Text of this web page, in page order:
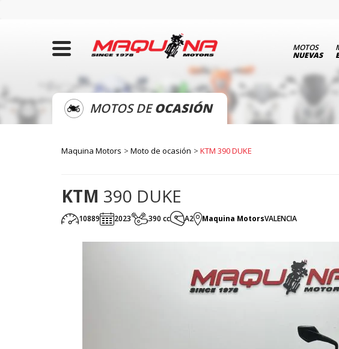
MOTOS
NUEVAS
MOTOS DEOCASIÓN
Maquina Motors Moto de ocasión KTM 390 DUKE
KTM 390 DUKE
10889 2023 390 cc A2 Maquina MotorsVALENCIA